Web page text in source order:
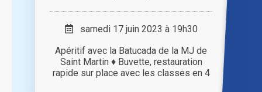
samedi 17 juin 2023 à 19h30
Apéritif avec la Batucada de la MJ de
Saint Martin ♦ Buvette, restauration
rapide sur place avec les classes en 4